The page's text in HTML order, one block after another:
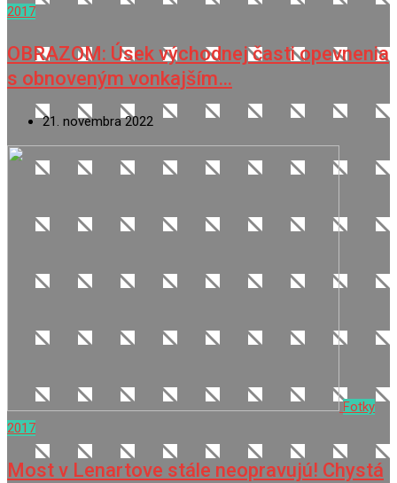
2017
OBRAZOM: Úsek východnej časti opevnenia
s obnoveným vonkajším…
21. novembra 2022
Fotky
2017
Most v Lenartove stále neopravujú! Chystá